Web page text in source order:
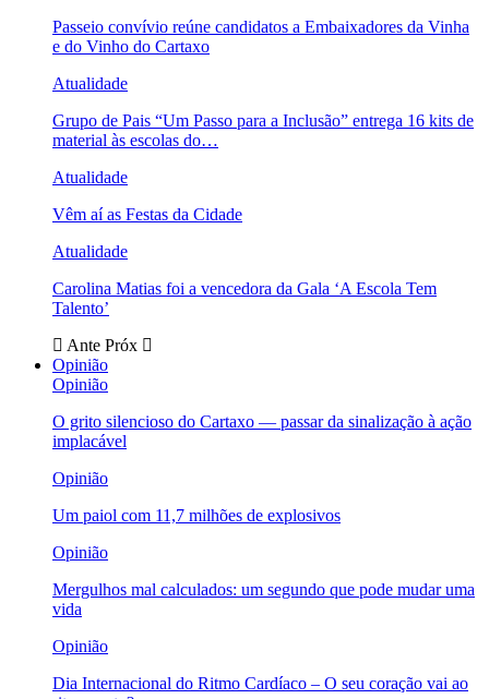
Passeio convívio reúne candidatos a Embaixadores da Vinha
e do Vinho do Cartaxo
Atualidade
Grupo de Pais “Um Passo para a Inclusão” entrega 16 kits de
material às escolas do…
Atualidade
Vêm aí as Festas da Cidade
Atualidade
Carolina Matias foi a vencedora da Gala ‘A Escola Tem
Talento’
Ante Próx
Opinião
Opinião
O grito silencioso do Cartaxo — passar da sinalização à ação
implacável
Opinião
Um paiol com 11,7 milhões de explosivos
Opinião
Mergulhos mal calculados: um segundo que pode mudar uma
vida
Opinião
Dia Internacional do Ritmo Cardíaco – O seu coração vai ao